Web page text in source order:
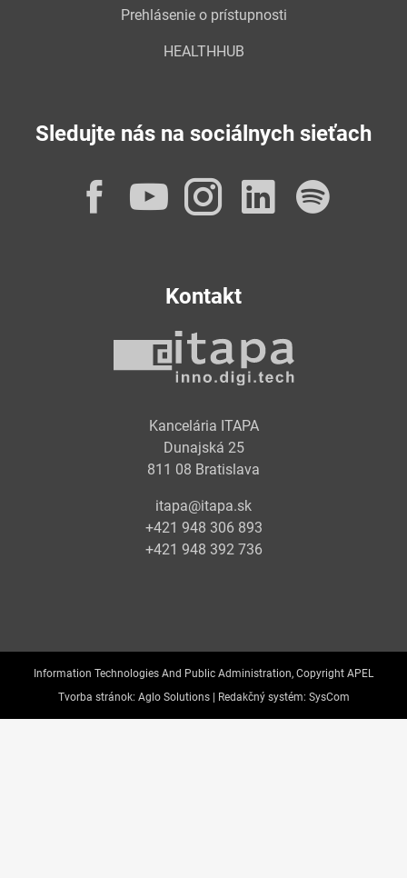
Prehlásenie o prístupnosti
HEALTHHUB
Sledujte nás na sociálnych sieťach
Facebook
YouTube
Instagram
Kontakt
Kancelária ITAPA
Dunajská 25
811 08 Bratislava
itapa@itapa.sk
+421 948 306 893
+421 948 392 736
Information Technologies And Public Administration, Copyright APEL
Tvorba stránok: Aglo Solutions | Redakčný systém: SysCom